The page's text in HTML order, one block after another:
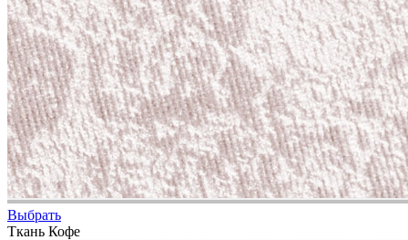
Выбрать
Ткань Кофе